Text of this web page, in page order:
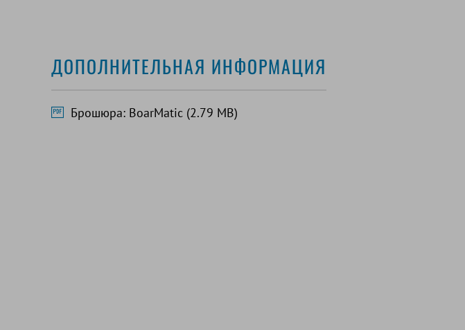
ДОПОЛНИТЕЛЬНАЯ ИНФОРМАЦИЯ
Брошюра: BoarMatic (2.79 MB)